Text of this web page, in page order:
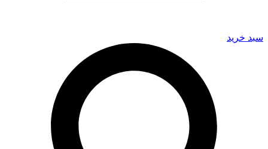
سبد خرید